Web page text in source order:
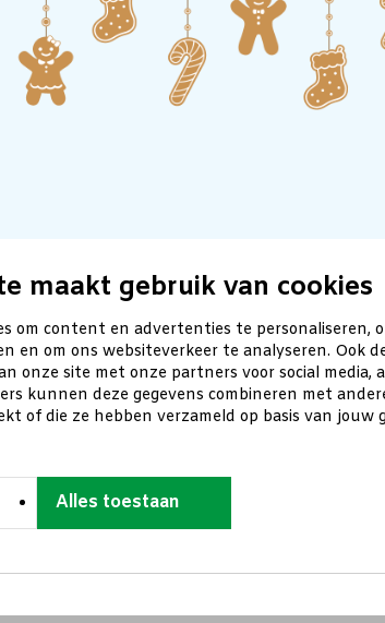
maakt gebruik van cookies
om content en advertenties te personaliseren,
en om ons websiteverkeer te analyseren. Ook
onze site met onze partners voor social media,
kunnen deze gegevens combineren met
of die ze hebben verzameld op basis van jouw
Alles toestaan